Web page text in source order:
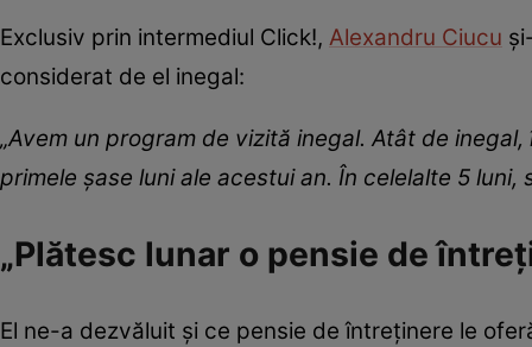
Exclusiv prin intermediul Click!, Alexandru Ciucu
considerat de el inegal:
„Avem un program de vizită inegal. Atât de
primele șase luni ale acestui an. În celelalte 5
„Plătesc lunar o pensie de
El ne-a dezvăluit și ce pensie de întreținere le